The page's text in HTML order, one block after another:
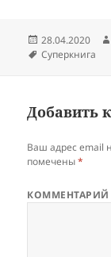
Опубликовано
28.04.2020
Метки
Суперкнига
Добавить
Ваш адрес email
помечены*